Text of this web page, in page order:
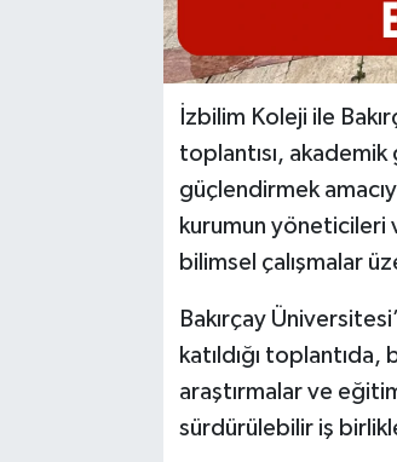
İzbilim Koleji ile
toplantısı,
güçlendirmek
kurumun yöneticileri
bilimsel çalışmalar
Bakırçay
katıldığı
araştırmalar ve
sürdürülebilir iş